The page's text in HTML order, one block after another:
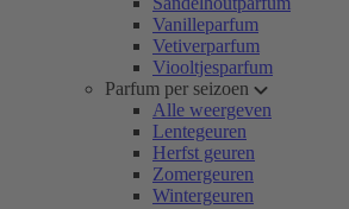
Vanilleparfum
Vetiverparfum
Viooltjesparfum
Parfum per seizoen
Alle weergeven
Lentegeuren
Herfst geuren
Zomergeuren
Wintergeuren